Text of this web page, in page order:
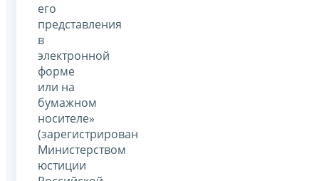
его
представления
в
электронной
форме
или на
бумажном
носителе»
(зарегистрирован
Министерством
юстиции